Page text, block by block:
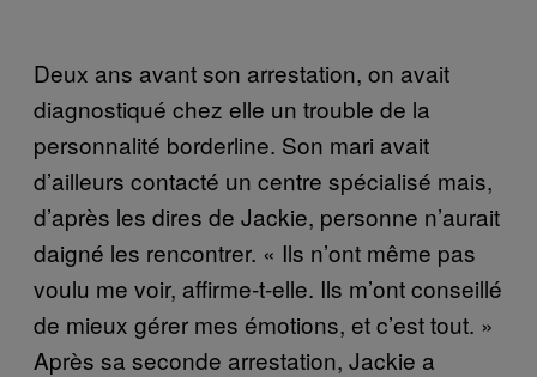
Deux ans avant son arrestation, on avait
diagnostiqué chez elle un trouble de la
personnalité borderline. Son mari avait
d’ailleurs contacté un centre spécialisé mais,
d’après les dires de Jackie, personne n’aurait
daigné les rencontrer. « Ils n’ont même pas
voulu me voir, affirme-t-elle. Ils m’ont conseillé
de mieux gérer mes émotions, et c’est tout. »
Après sa seconde arrestation, Jackie a